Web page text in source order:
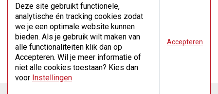
Meeting rooms
Flex space
Virtual office
Deze site gebruikt functionele,
analytische én tracking cookies zodat
we je een optimale website kunnen
bieden. Als je gebruik wilt maken van
alle functionaliteiten klik dan op
Accepteren. Wil je meer informatie of
niet alle cookies toestaan? Kies dan
voor Instellingen
Accepteren